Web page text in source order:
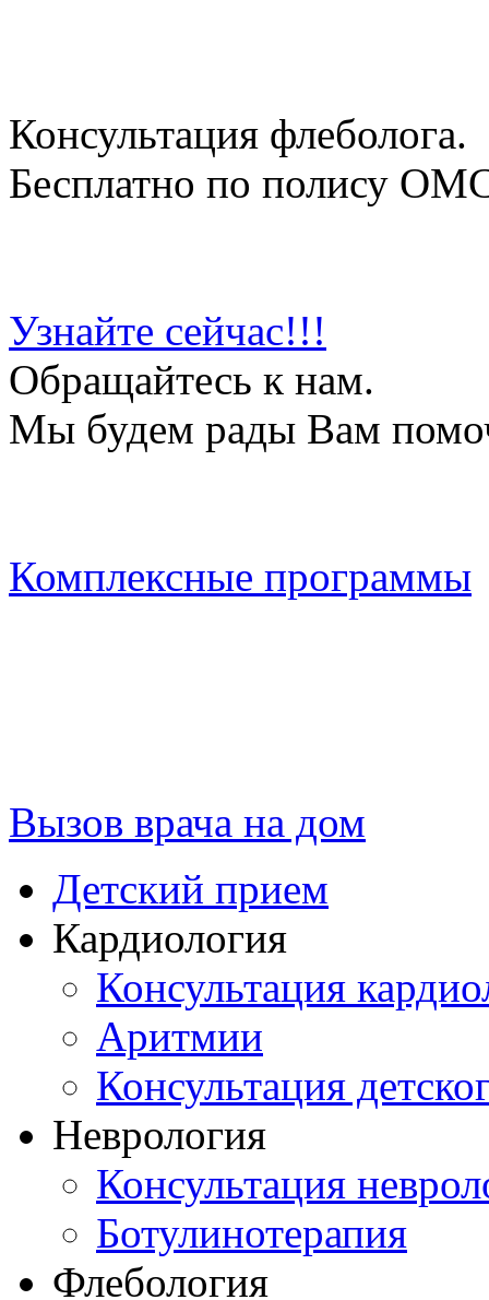
Консультация флеболога.
Бесплатно по полису
Узнайте сейчас!!!
Обращайтесь к нам.
Мы будем рады Вам
Комплексные программы
Вызов врача на дом
Детский прием
Кардиология
Консультация
Аритмии
Консультация
Неврология
Консультация
Ботулинотерапия
Флебология